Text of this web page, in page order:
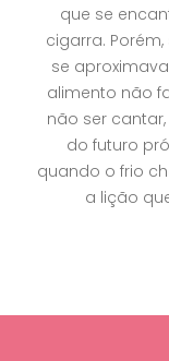
que se
cigarra.
se
alimento não
não ser
do futuro
quando o frio
a lição